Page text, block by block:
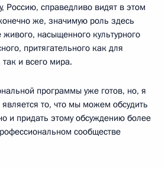
Россию, справедливо видят в этом
же, значимую роль здесь
живого, насыщенного культурного
притягательного как для
и всего мира.
программы уже готов, но, я
то, что мы можем обсудить
и придать этому обсуждению более
сообществе